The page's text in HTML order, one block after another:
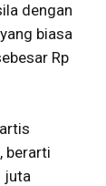
dengan
biasa
Rp
berarti
juta